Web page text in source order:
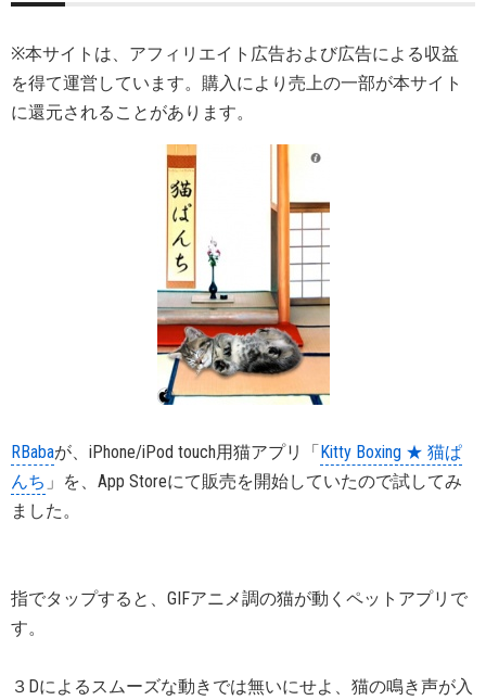
※本サイトは、アフィリエイト広告および広告による収益
を得て運営しています。購入により売上の一部が本サイト
に還元されることがあります。
RBabaが、iPhone/iPod touch用猫アプリ「Kitty Boxing ★ 猫ぱ
んち 」を、App Storeにて販売を開始していたので試してみ
ました。
指でタップすると、GIFアニメ調の猫が動くペットアプリで
す。
３Dによるスムーズな動きでは無いにせよ、猫の鳴き声が入